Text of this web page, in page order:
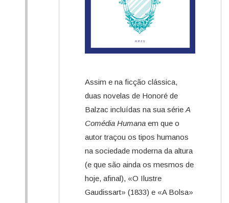
Assim e na ficção clássica,
duas novelas de Honoré de
Balzac incluídas na sua série A
Comédia Humana em que o
autor traçou os tipos humanos
na sociedade moderna da altura
(e que são ainda os mesmos de
hoje, afinal), «O Ilustre
Gaudissart» (1833) e «A Bolsa»